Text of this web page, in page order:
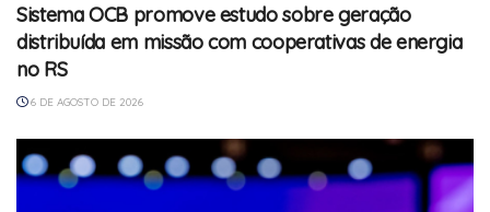
Sistema OCB promove estudo sobre geração
distribuída em missão com cooperativas de energia
no RS
6 DE AGOSTO DE 2026